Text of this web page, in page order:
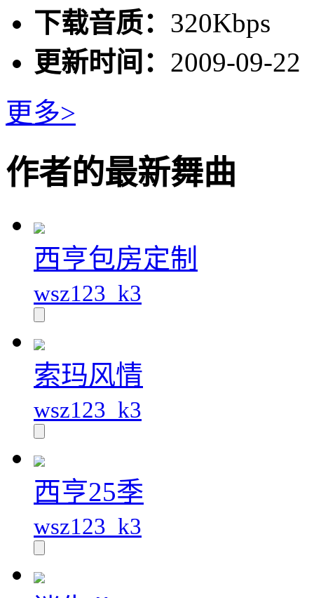
下载音质： 320Kbps
更新时间： 2009-09-22
更多>
作者的最新舞曲
西亨包房定制
wsz123_k3
索玛风情
wsz123_k3
西亨25季
wsz123_k3